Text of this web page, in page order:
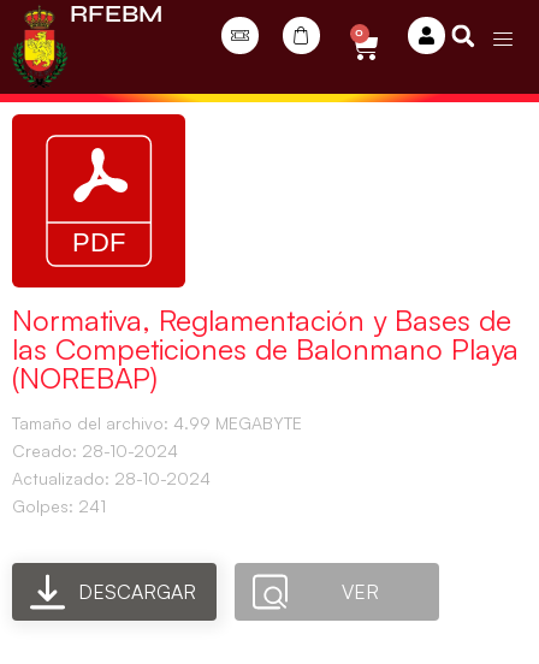
RFEBM
0
Normativa, Reglamentación y Bases de
las Competiciones de Balonmano Playa
(NOREBAP)
Tamaño del archivo: 4.99 MEGABYTE
Creado: 28-10-2024
Actualizado: 28-10-2024
Golpes: 241
DESCARGAR VER